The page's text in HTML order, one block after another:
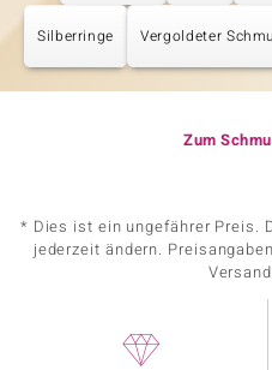
Silberringe Vergoldeter
Zum
* Dies ist ein ungefährer Preis.
jederzeit ändern.